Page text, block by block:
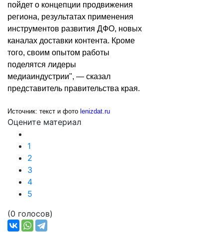
пойдет о концепции продвижения
региона, результатах применения
инструментов развития ДФО, новых
каналах доставки контента. Кроме
того, своим опытом работы
поделятся лидеры
медиаиндустрии", — сказал
представитель правительства края.
Источник: текст и фото lenizdat.ru
Оцените материал
1
2
3
4
5
(0 голосов)